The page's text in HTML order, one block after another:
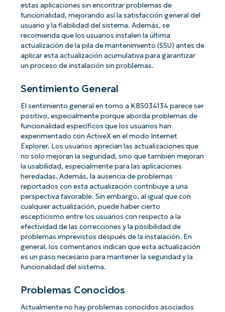
estas aplicaciones sin encontrar problemas de
funcionalidad, mejorando así la satisfacción general del
usuario y la fiabilidad del sistema. Además, se
recomienda que los usuarios instalen la última
actualización de la pila de mantenimiento (SSU) antes de
aplicar esta actualización acumulativa para garantizar
un proceso de instalación sin problemas.
Sentimiento General
El sentimiento general en torno a KB5034134 parece ser
positivo, especialmente porque aborda problemas de
funcionalidad específicos que los usuarios han
experimentado con ActiveX en el modo Internet
Explorer. Los usuarios aprecian las actualizaciones que
no solo mejoran la seguridad, sino que también mejoran
la usabilidad, especialmente para las aplicaciones
heredadas. Además, la ausencia de problemas
reportados con esta actualización contribuye a una
perspectiva favorable. Sin embargo, al igual que con
cualquier actualización, puede haber cierto
escepticismo entre los usuarios con respecto a la
efectividad de las correcciones y la posibilidad de
problemas imprevistos después de la instalación. En
general, los comentarios indican que esta actualización
es un paso necesario para mantener la seguridad y la
funcionalidad del sistema.
Problemas Conocidos
Actualmente no hay problemas conocidos asociados